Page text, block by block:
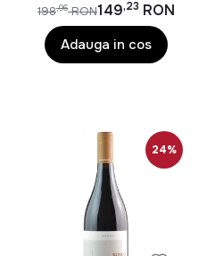
149,23 RON
198,96 RON
Adauga in cos
24%